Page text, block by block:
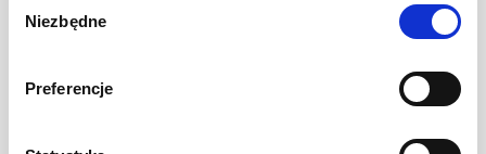
umożliwia ustawienie swoich preferencji tylko na naszej
stronie. Administratorem danych osobowych jest Develey
Batalionu Platerówek 3, 03-308 Warszawa. Więcej
znajduje się w Polityce Prywatności.
zgody
Niezbędne
Preferencje